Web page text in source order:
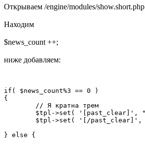
Открываем /engine/modules/show.short.php
Находим
$news_count ++;
ниже добавляем:
if( $news_count%3 == 0 )
{
        // Я кратна трем
} else {